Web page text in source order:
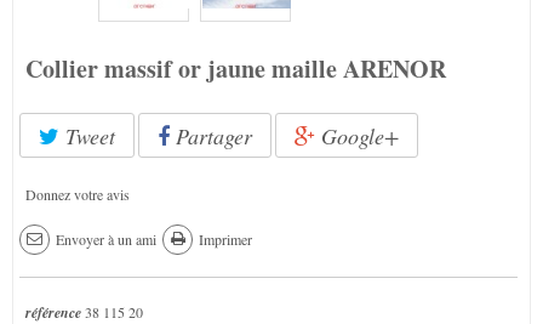
Collier massif or jaune maille ARENOR
Tweet Partager Google+
Donnez votre avis
Envoyer à un ami Imprimer
référence38 115 20